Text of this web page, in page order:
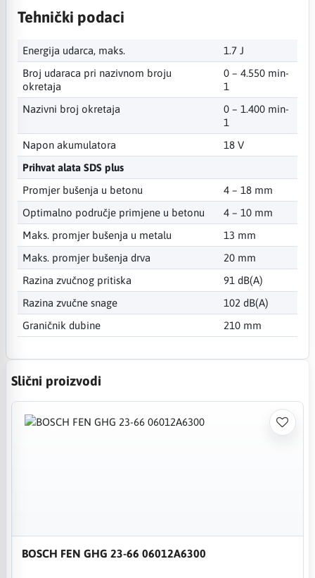
Tehnički podaci
Energija udarca, maks.
1.7 J
Broj udaraca pri nazivnom broju
okretaja
0 – 4.550 min-
1
Nazivni broj okretaja
0 – 1.400 min-
1
Napon akumulatora
18 V
Prihvat alata SDS plus
Promjer bušenja u betonu
4 – 18 mm
Optimalno područje primjene u betonu
4 – 10 mm
Maks. promjer bušenja u metalu
13 mm
Maks. promjer bušenja drva
20 mm
Razina zvučnog pritiska
91 dB(A)
Razina zvučne snage
102 dB(A)
Graničnik dubine
210 mm
Slični proizvodi
BOSCH FEN GHG 23-66 06012A6300